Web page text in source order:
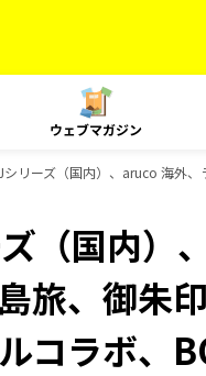
ウェブマガジン
リーズ（国内）、aruco 海外、
（国内）
旅、御朱
コラボ、